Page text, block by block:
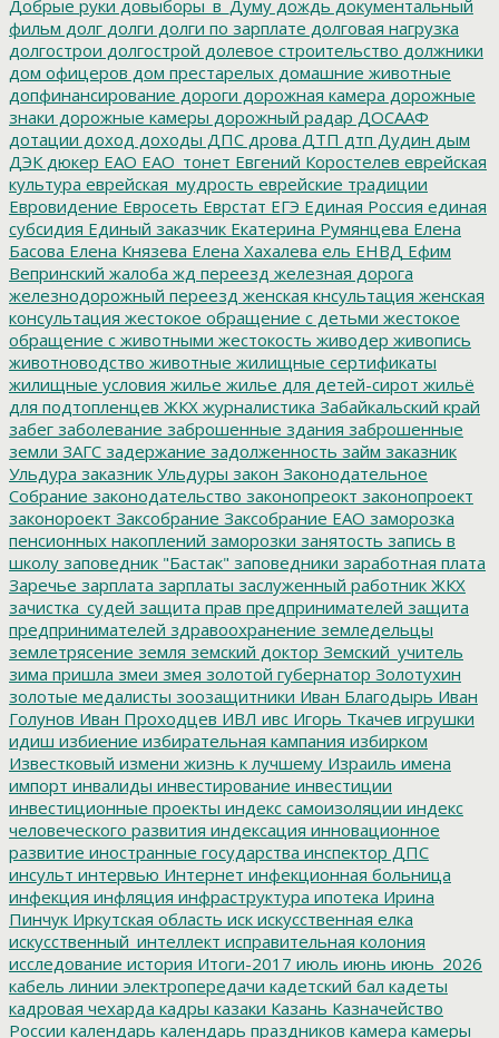
Добрые руки довыборы_в_Думу дождь документальный
фильм долг долги долги по зарплате долговая нагрузка
долгострои долгострой долевое строительство должники
дом офицеров дом престарелых домашние животные
допфинансирование дороги дорожная камера дорожные
знаки дорожные камеры дорожный радар ДОСААФ
дотации доход доходы ДПС дрова ДТП дтп Дудин дым
ДЭК дюкер ЕАО ЕАО_тонет Евгений Коростелев еврейская
культура еврейская_мудрость еврейские традиции
Евровидение Евросеть Еврстат ЕГЭ Единая Россия единая
субсидия Единый заказчик Екатерина Румянцева Елена
Басова Елена Князева Елена Хахалева ель ЕНВД Ефим
Вепринский жалоба жд переезд железная дорога
железнодорожный переезд женская кнсультация женская
консультация жестокое обращение с детьми жестокое
обращение с животными жестокость живодер живопись
животноводство животные жилищные сертификаты
жилищные условия жилье жилье для детей-сирот жильё
для подтопленцев ЖКХ журналистика Забайкальский край
забег заболевание заброшенные здания заброшенные
земли ЗАГС задержание задолженность займ заказник
Ульдура заказник Ульдуры закон Законодательное
Собрание законодательство законопреокт законопроект
законороект Заксобрание Заксобрание ЕАО заморозка
пенсионных накоплений заморозки занятость запись в
школу заповедник "Бастак" заповедники заработная плата
Заречье зарплата зарплаты заслуженный работник ЖКХ
зачистка_судей защита прав предпринимателей защита
предпринимателей здравоохранение земледельцы
землетрясение земля земский доктор Земский_учитель
зима пришла змеи змея золотой губернатор Золотухин
золотые медалисты зоозащитники Иван Благодырь Иван
Голунов Иван Проходцев ИВЛ ивс Игорь Ткачев игрушки
идиш избиение избирательная кампания избирком
Известковый измени жизнь к лучшему Израиль имена
импорт инвалиды инвестирование инвестиции
инвестиционные проекты индекс самоизоляции индекс
человеческого развития индексация инновационное
развитие иностранные государства инспектор ДПС
инсульт интервью Интернет инфекционная больница
инфекция инфляция инфраструктура ипотека Ирина
Пинчук Иркутская область иск искусственная елка
искусственный_интеллект исправительная колония
исследование история Итоги-2017 июль июнь июнь_2026
кабель линии электропередачи кадетский бал кадеты
кадровая чехарда кадры казаки Казань Казначейство
России календарь календарь праздников камера камеры